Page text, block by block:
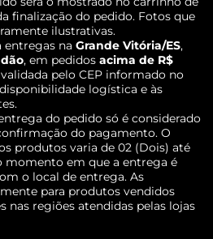
finalização do pedido. Fotos que
ilustrativas.
entregas na Grande Vitória/ES,
, em pedidos acima de R$
pelo CEP informado no
logística e às
do pedido só é considerado
do pagamento. O
produtos varia de 02 (Dois) até
momento em que a entrega é
o local de entrega. As
para produtos vendidos
nas regiões atendidas pelas lojas